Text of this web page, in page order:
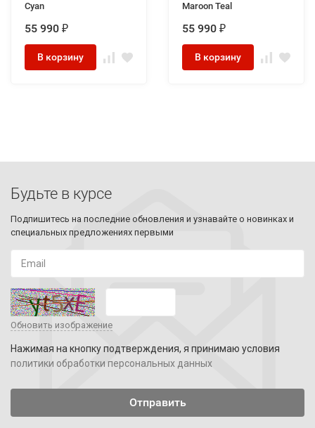
Cyan
55 990 ₽
В корзину
Maroon Teal
55 990 ₽
В корзину
Будьте в курсе
Подпишитесь на последние обновления и узнавайте о новинках и
специальных предложениях первыми
Обновить изображение
Нажимая на кнопку подтверждения, я принимаю условия
политики обработки персональных данных